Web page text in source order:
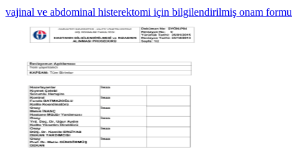
vajinal ve abdominal histerektomi için bilgilendirilmiş onam formu